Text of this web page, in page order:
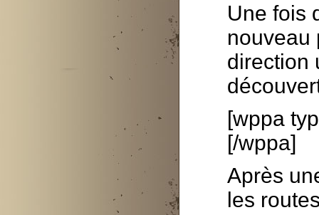
Une fois
nouveau
direction
[wppa
[/wppa]
Après
les